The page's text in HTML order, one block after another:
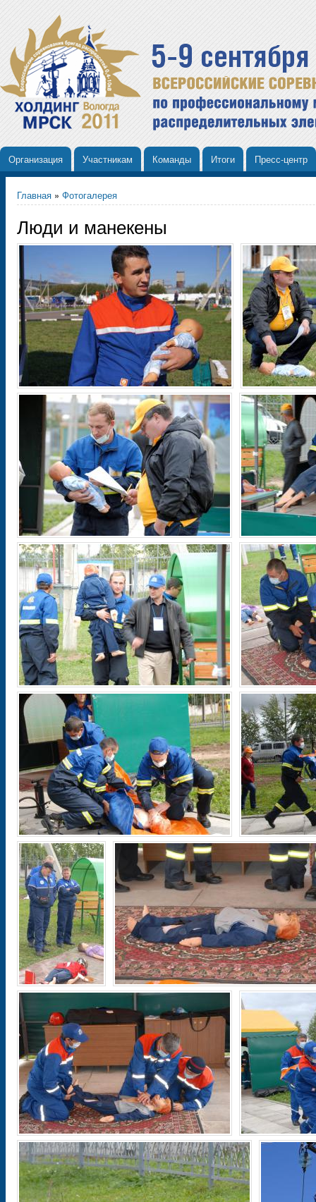
Организация Участникам Команды Итоги Пресс-центр
Главная » Фотогалерея
Люди и манекены